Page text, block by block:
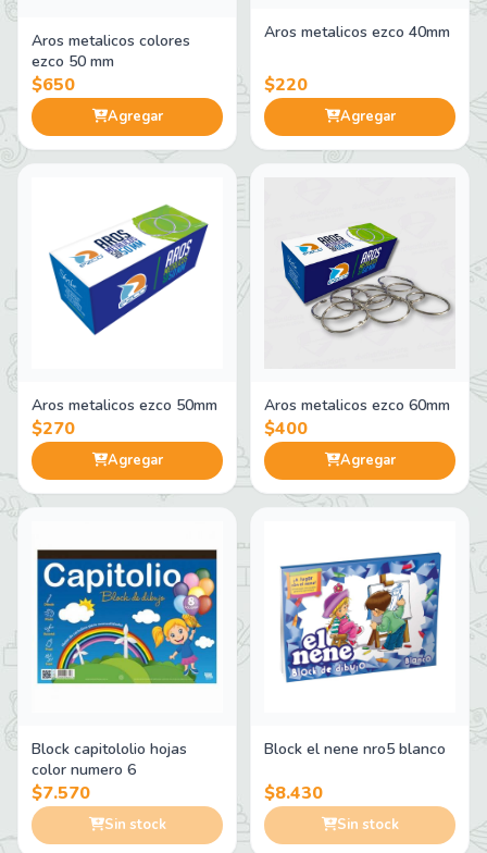
Aros metalicos colores
ezco 50 mm
$650
Agregar
Aros metalicos ezco 40mm
$220
Agregar
Aros metalicos ezco 50mm
$270
Agregar
Aros metalicos ezco 60mm
$400
Agregar
Block capitololio hojas
color numero 6
$7.570
Sin stock
Block el nene nro5 blanco
$8.430
Sin stock